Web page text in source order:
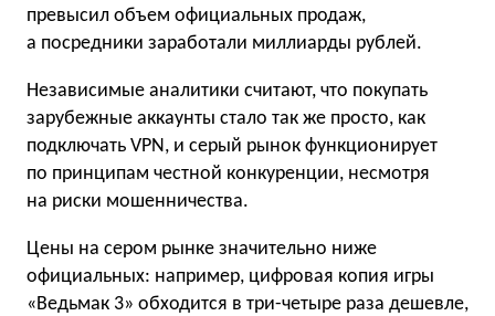
превысил объем официальных продаж,
а посредники заработали миллиарды рублей.
Независимые аналитики считают, что покупать
зарубежные аккаунты стало так же просто, как
подключать VPN, и серый рынок функционирует
по принципам честной конкуренции, несмотря
на риски мошенничества.
Цены на сером рынке значительно ниже
официальных: например, цифровая копия игры
«Ведьмак 3» обходится в три-четыре раза дешевле,